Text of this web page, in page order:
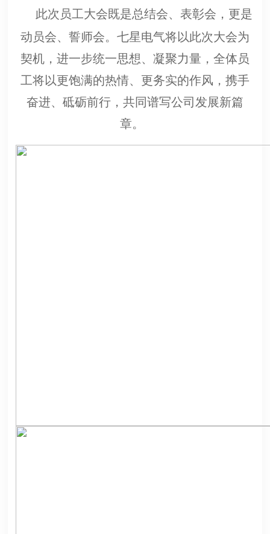
此次员工大会既是总结会、表彰会，更是
动员会、誓师会。七星电气将以此次大会为
契机，进一步统一思想、凝聚力量，全体员
工将以更饱满的热情、更务实的作风，携手
奋进、砥砺前行，共同谱写公司发展新篇
章。